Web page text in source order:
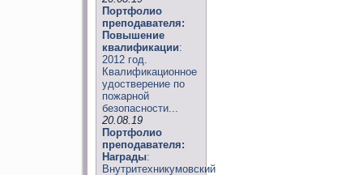
Портфолио
преподавателя:
Повышение
квалификации:
2012 год.
Квалификационное
удостверение по
пожарной
безопасности...
20.08.19
Портфолио
преподавателя:
Награды:
Внутритехникумовский